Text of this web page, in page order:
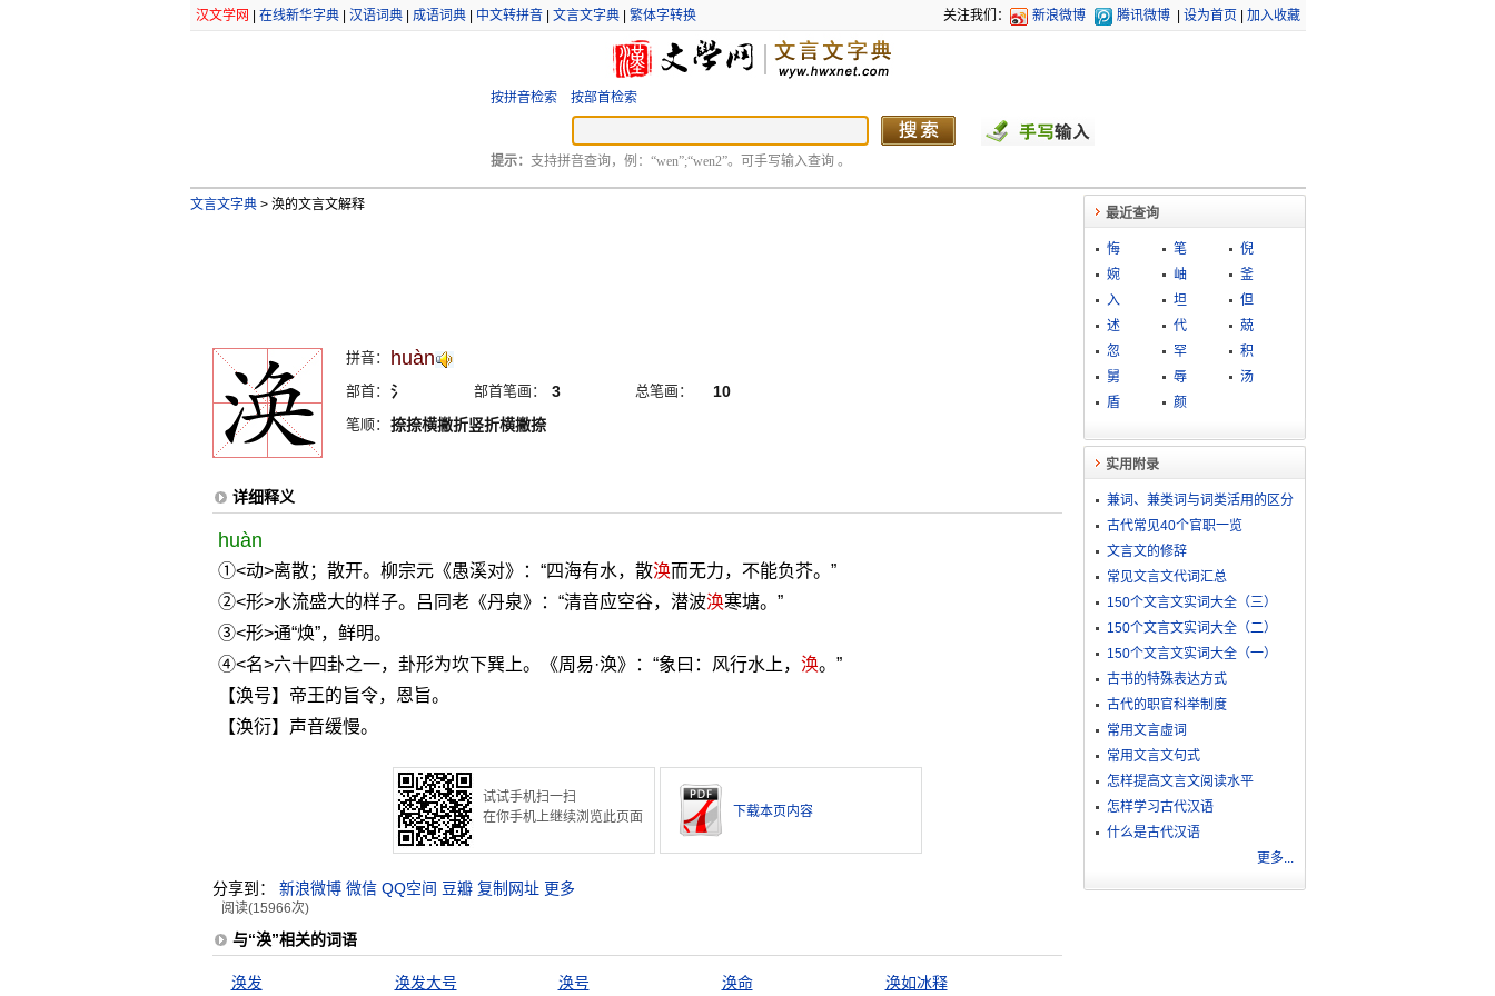
汉文学网 在线新华字典| 汉语词典| 成语词典| 中文转拼音| 文言文字典| 繁体字转换 关注我们： 新浪微博 腾讯微博 设为首页 加入收藏
按拼音检索 按部首检索
提示： 支持拼音查询，例：“wen”;“wen2”。可手写输入查询 。
文言文字典 >涣的文言文解释
拼音： huàn
部首： 氵 部首笔画： 3 总笔画： 10
笔顺： 捺捺横撇折竖折横撇捺
详细释义
huàn
①<动>离散；散开。柳宗元《愚溪对》：“四海有水，散涣而无力，不能负芥。”
②<形>水流盛大的样子。吕同老《丹泉》：“清音应空谷，潜波涣寒塘。”
③<形>通“焕”，鲜明。
④<名>六十四卦之一，卦形为坎下巽上。《周易·涣》：“象曰：风行水上， 涣。”
【涣号】帝王的旨令，恩旨。
【涣衍】声音缓慢。
试试手机扫一扫
在你手机上继续浏览此页面
下载本页内容
分享到： 新浪微博 微信 QQ空间 豆瓣 复制网址 更多
阅读(15966次)
与“涣”相关的词语
涣发 涣发大号 涣号 涣命 涣如冰释
最近查询
悔 笔
倪
婉
岫
釜
入
坦
但
述
代
兢
忽
罕
积
舅
辱
汤
盾
颜
实用附录
兼词、兼类词与词类活用的区分
古代常见40个官职一览
文言文的修辞
常见文言文代词汇总
150个文言文实词大全（三）
150个文言文实词大全（二）
150个文言文实词大全（一）
古书的特殊表达方式
古代的职官科举制度
常用文言虚词
常用文言文句式
怎样提高文言文阅读水平
怎样学习古代汉语
什么是古代汉语
更多...